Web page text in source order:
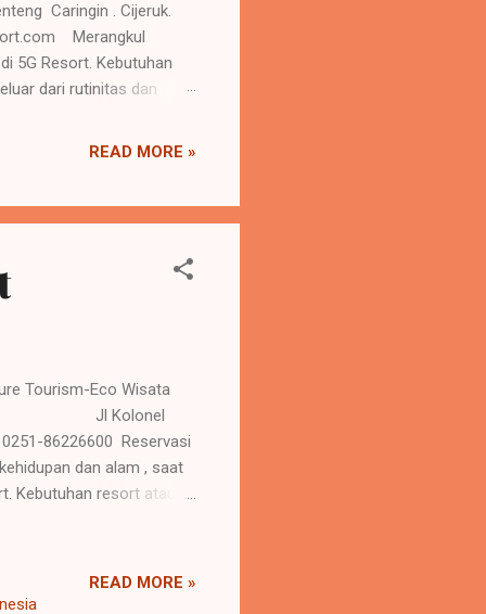
Caringin . Cijeruk.
Merangkul
5G Resort. Kebutuhan
dari rutinitas dan
sehat akan
READ MORE »
Tourism-Eco Wisata
Resto. Jl Kolonel
86226600 Reservasi
dan alam , saat
Kebutuhan resort atau
dalam kehidupan
READ MORE »